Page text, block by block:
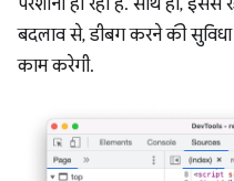
परेशानी हो रही है. साथ ही,
बदलाव से, डीबग करने की
काम करेगी.